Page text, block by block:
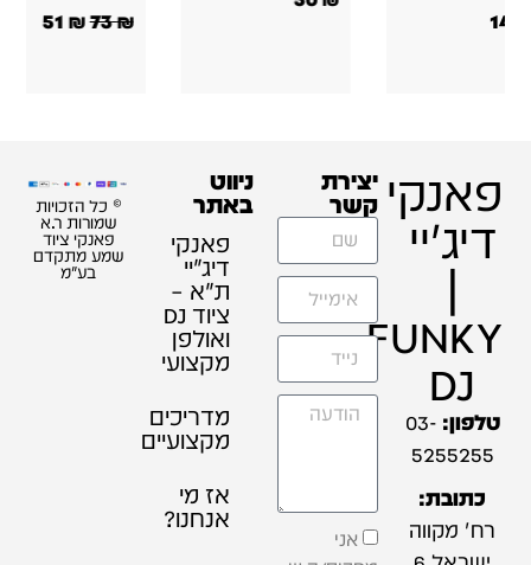
₪
51
פאנקי
דיג'יי
|
FUNKY
DJ
טלפון: 03-
5255255
כתובת:
רח' מקווה
יצירת
קשר
אני
ניווט
באתר
פאנקי
דיג׳יי
ת"א –
ציוד DJ
ואולפן
מקצועי
מדריכים
מקצועיים
אז מי
אנחנו?
© כל הזכויות
שמורות ר.א
פאנקי ציוד
שמע מתקדם
בע"מ